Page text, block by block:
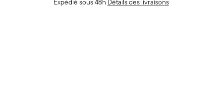
Expédié sous 48h Détails des livraisons